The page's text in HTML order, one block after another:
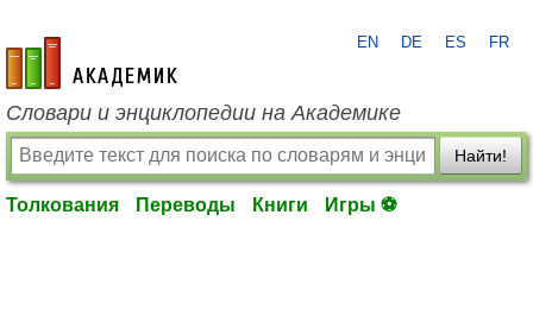
academic.ru
EN DE ES FR
Словари и энциклопедии на Академике
Найти!
Толкования Переводы Книги Игры ⚽